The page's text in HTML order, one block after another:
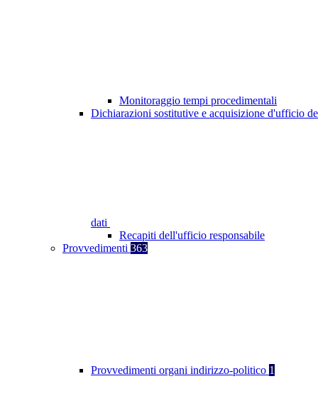
Monitoraggio tempi procedimentali
Dichiarazioni sostitutive e acquisizione d'ufficio
dati
Recapiti dell'ufficio responsabile
Provvedimenti 363
Provvedimenti organi indirizzo-politico 1